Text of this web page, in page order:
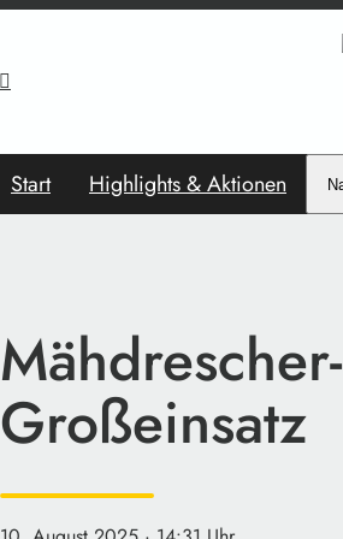
Start Highlights & Aktionen
Großeinsatz